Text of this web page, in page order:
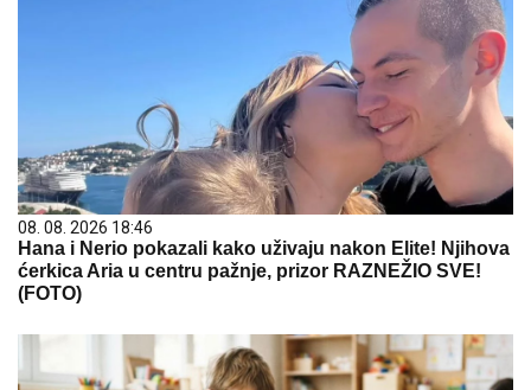
08. 08. 2026 18:46
Hana i Nerio pokazali kako uživaju nakon Elite! Njihova
ćerkica Aria u centru pažnje, prizor RAZNEŽIO SVE!
(FOTO)